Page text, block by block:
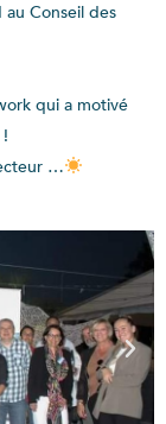
Conseil des
qui a motivé
…